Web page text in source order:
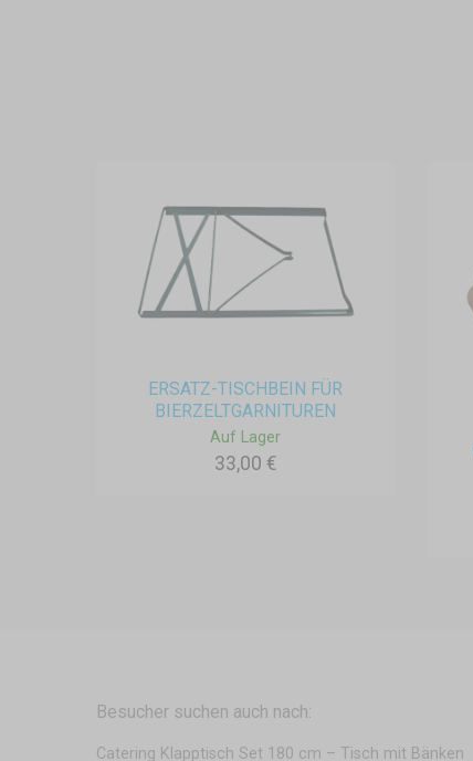
ERSATZ-TISCHBEIN FÜR
BIERZELTGARNITUREN
Auf Lager
33,00 €
Besucher suchen auch nach:
Catering Klapptisch Set 180 cm – Tisch mit Bänken